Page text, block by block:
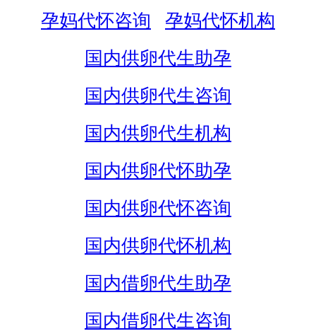
孕妈代怀咨询
孕妈代怀机构
国内供卵代生助孕
国内供卵代生咨询
国内供卵代生机构
国内供卵代怀助孕
国内供卵代怀咨询
国内供卵代怀机构
国内借卵代生助孕
国内借卵代生咨询